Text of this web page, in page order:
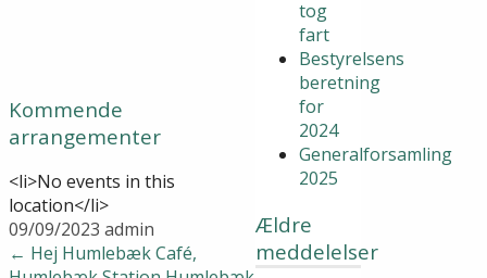
tog
fart
Bestyrelsens
beretning
for
2024
Generalforsamling
2025
Ældre
meddelelser
Kommende
arrangementer
<li>No events in this
location</li>
09/09/2023 admin
← Hej Humlebæk Café,